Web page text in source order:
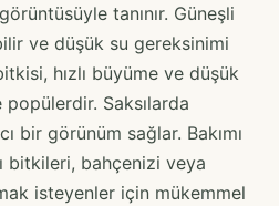
tanınır. Güneşli
ve düşük su gereksinimi
hızlı büyüme ve düşük
Saksılarda
bir görünüm sağlar. Bakımı
bitkileri, bahçenizi veya
isteyenler için mükemmel